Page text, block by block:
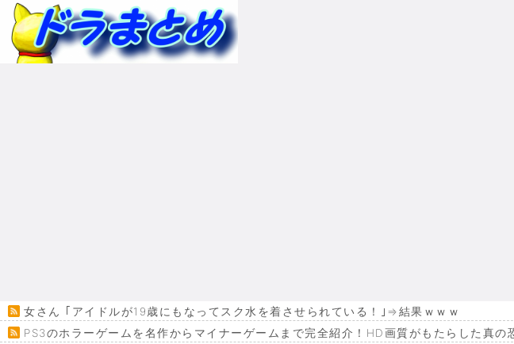
女さん ｢アイドルが19歳にもなってスク水を着させられている！｣⇒結果ｗｗｗ
PS3のホラーゲームを名作からマイナーゲームまで完全紹介！HD画質がもたらした真の